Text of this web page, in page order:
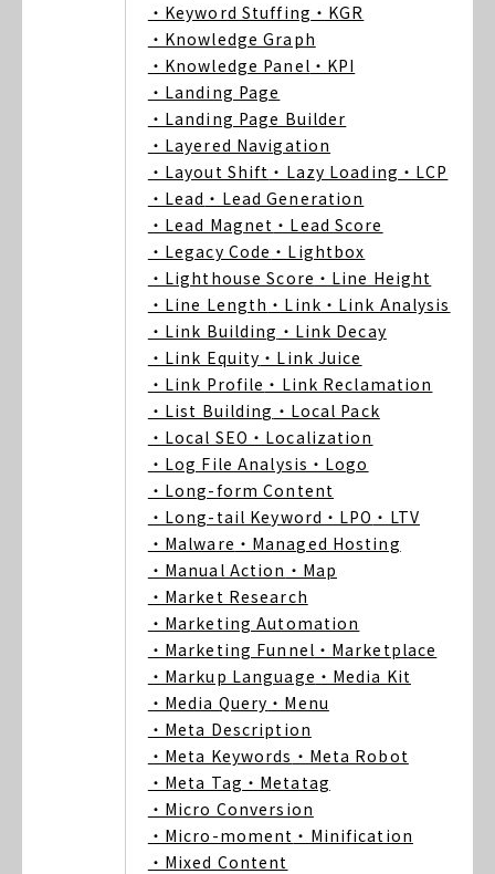
・Keyword Stuffing ・KGR
・Knowledge Graph
・Knowledge Panel ・KPI
・Landing Page
・Landing Page Builder
・Layered Navigation
・Layout Shift ・Lazy Loading ・LCP
・Lead ・Lead Generation
・Lead Magnet ・Lead Score
・Legacy Code ・Lightbox
・Lighthouse Score ・Line Height
・Line Length ・Link ・Link Analysis
・Link Building ・Link Decay
・Link Equity ・Link Juice
・Link Profile ・Link Reclamation
・List Building ・Local Pack
・Local SEO ・Localization
・Log File Analysis ・Logo
・Long-form Content
・Long-tail Keyword ・LPO ・LTV
・Malware ・Managed Hosting
・Manual Action ・Map
・Market Research
・Marketing Automation
・Marketing Funnel ・Marketplace
・Markup Language ・Media Kit
・Media Query ・Menu
・Meta Description
・Meta Keywords ・Meta Robot
・Meta Tag ・Metatag
・Micro Conversion
・Micro-moment ・Minification
・Mixed Content